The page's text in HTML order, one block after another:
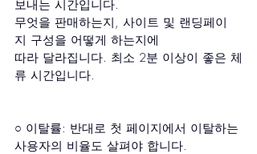
보내는 시간입니다.
무엇을 판매하는지, 사이트 및 랜딩페이
지 구성을 어떻게 하는지에
따라 달라집니다. 최소 2분 이상이 좋은 체
류 시간입니다.
○ 이탈률: 반대로 첫 페이지에서 이탈하는
사용자의 비율도 살펴야 합니다.